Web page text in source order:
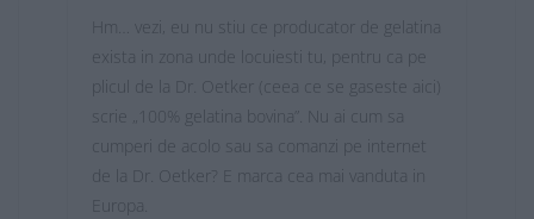
Hm… vezi, eu nu stiu ce producator de gelatina
exista in zona unde locuiesti tu, pentru ca pe
plicul de la Dr. Oetker (ceea ce se gaseste aici)
scrie „100% gelatina bovina”. Nu ai cum sa
cumperi de acolo sau sa comanzi pe internet
de la Dr. Oetker? E marca cea mai vanduta in
Europa.